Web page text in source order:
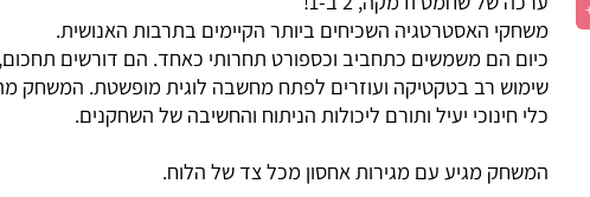
ערכה של שחמט ודמקה, 2 ב-1!
משחקי האסטרטגיה השכיחים ביותר הקיימים בתרבות האנושית.
כיום הם משמשים כתחביב וכספורט תחרותי כאחד. הם דורשים תחכום,
שימוש רב בטקטיקה ועוזרים לפתח מחשבה לוגית מופשטת. המשחק מהווה
כלי חינוכי יעיל ותורם ליכולות הניתוח והחשיבה של השחקנים.